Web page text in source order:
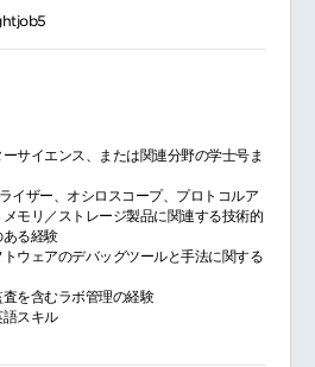
サイエンス、または関連分野の学士号ま
イザー、オシロスコープ、プロトコルア
モリ／ストレージ製品に関連する技術的
る経験
ウェアのデバッグツールと手法に関する
を含むラボ管理の経験
スキル